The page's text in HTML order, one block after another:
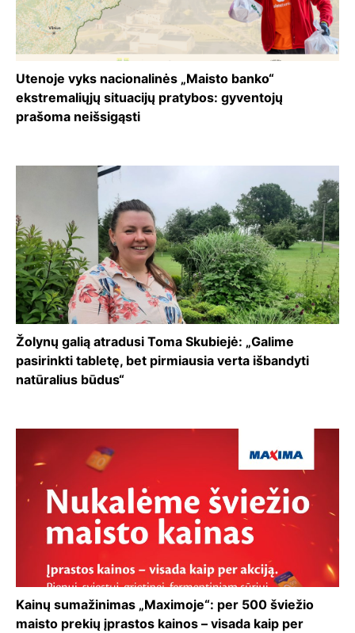
Utenoje vyks nacionalinės „Maisto banko“
ekstremaliųjų situacijų pratybos: gyventojų
prašoma neišsigąsti
Žolynų galią atradusi Toma Skubiejė: „Galime
pasirinkti tabletę, bet pirmiausia verta išbandyti
natūralius būdus“
Kainų sumažinimas „Maximoje“: per 500 šviežio
maisto prekių įprastos kainos – visada kaip per